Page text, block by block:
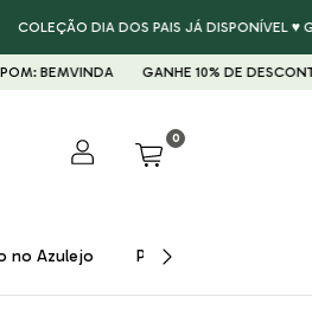
DIA DOS PAIS JÁ DISPONÍVEL ♥ GARANTA
GANHE 10% DE DESCONTO -
0
no Azulejo Presentes ♥